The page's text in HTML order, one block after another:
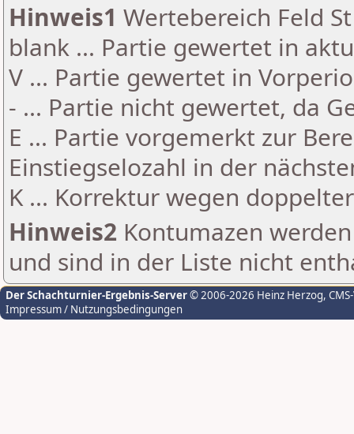
Hinweis1 Wertebereich Feld
blank ... Partie gewertet in
V ... Partie gewertet in
- ... Partie nicht gewertet, da
E ... Partie vorgemerkt zur
Einstiegselozahl in der
K ... Korrektur wegen
Hinweis2 Kontumazen
und sind in der Liste nicht
Der Schachturnier-Ergebnis-Server© 2006-2026 Heinz Herzog,
Impressum / Nutzungsbedingungen